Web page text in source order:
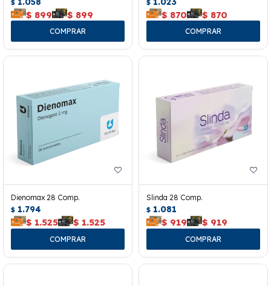
$
$ 899 $ 899
$
$ 870 $ 870
Dienomax 28 Comp.
$ 1.794
$ 1.525 $ 1.525
Slinda 28 Comp.
$ 1.081
$ 919 $ 919